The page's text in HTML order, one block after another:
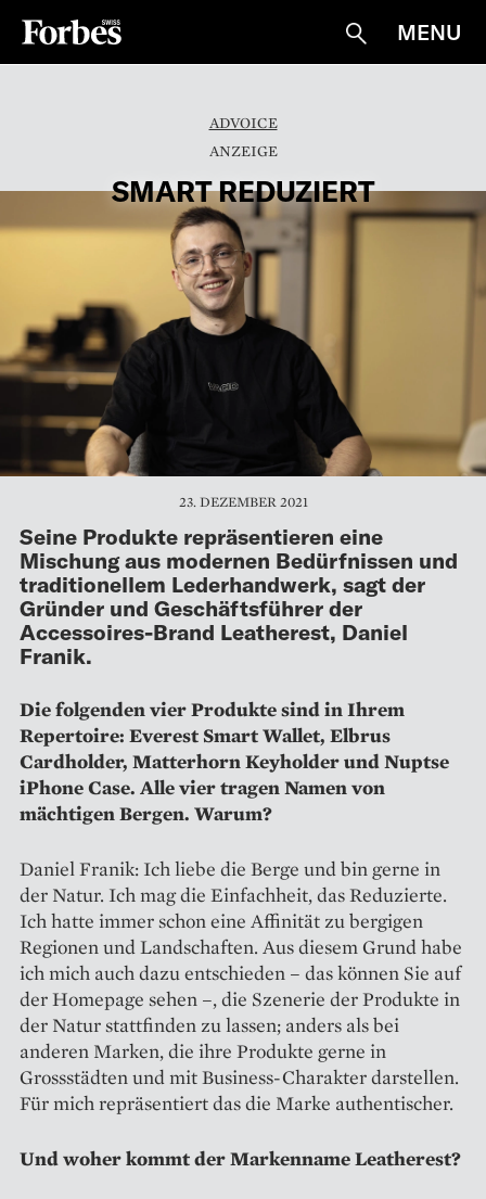
Suche
MENU
ADVOICE
SMART REDUZIERT
23. DEZEMBER 2021
Seine Produkte repräsentieren eine
Mischung aus modernen Bedürfnissen und
traditionellem Lederhand­werk, sagt der
Gründer und Geschäftsführer der
Accessoires-Brand Leatherest, Daniel
Franik.
Die folgenden vier Produkte sind in Ihrem
Repertoire: Everest Smart Wallet, Elbrus
Cardholder, Matterhorn Keyholder und Nuptse
iPhone Case. Alle vier ­tragen Namen von
mächtigen Bergen. Warum?
Daniel Franik: Ich liebe die Berge und bin gerne in
der Natur. Ich mag die Einfachheit, das Reduzierte.
Ich hatte immer schon eine Affinität zu bergigen
Regionen und Landschaften. Aus diesem Grund habe
ich mich auch dazu entschieden – das können Sie auf
der Homepage sehen –, die Szenerie der Produkte in
der Natur stattfinden zu lassen; anders als bei
anderen Marken, die ihre Produkte gerne in
Grossstädten und mit Business-Charakter darstellen.
Für mich re­präsentiert das die Marke authentischer.
Und woher kommt der ­Marken­name Leatherest?